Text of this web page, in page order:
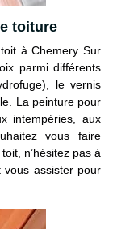
toiture
à Chemery Sur
parmi différents
le vernis
La peinture pour
intempéries, aux
vous faire
n’hésitez pas à
assister pour